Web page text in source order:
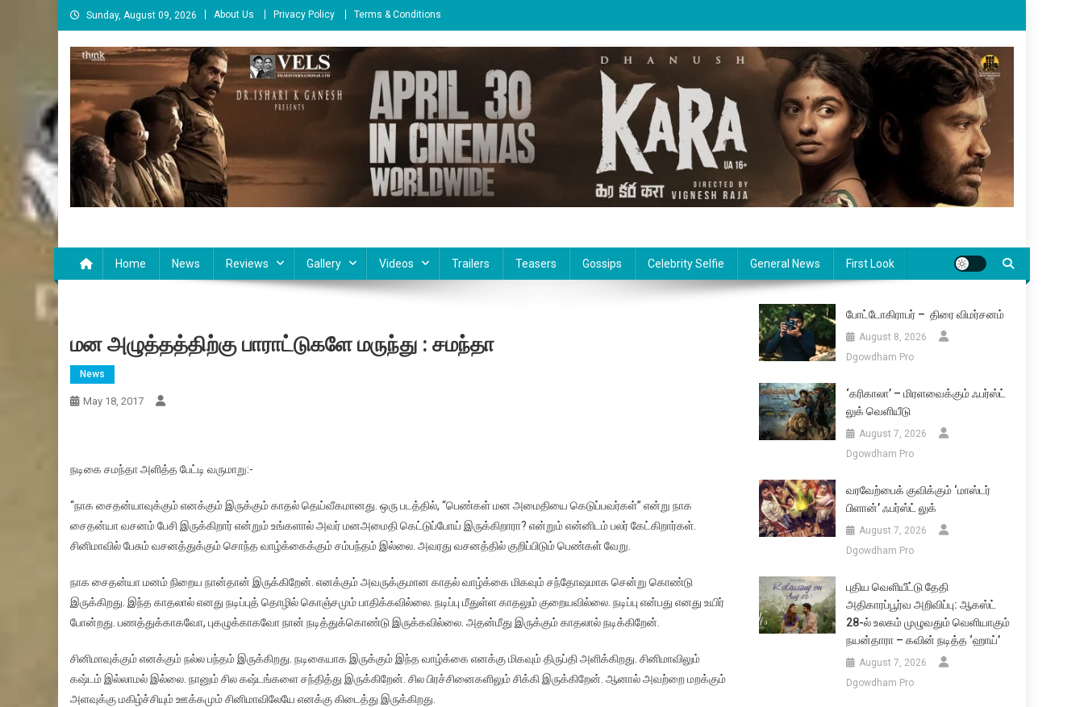
Skip
to
content
Sunday, August 09, 2026 About Us Privacy Policy Terms & Conditions
Cinema Paarvai
Home News Reviews Gallery Videos Trailers Teasers Gossips Celebrity Selfie General News First Look
மன அழுத்தத்திற்கு பாராட்டுகளே மருந்து : சமந்தா
News
May 18, 2017
நடிகை சமந்தா அளித்த பேட்டி வருமாறு:-
“நாக சைதன்யாவுக்கும் எனக்கும் இருக்கும் காதல் தெய்வீகமானது. ஒரு படத்தில், “பெண்கள் மன அமைதியை கெடுப்பவர்கள்” என்று நாக
சைதன்யா வசனம் பேசி இருக்கிறார் என்றும் உங்களால் அவர் மனஅமைதி கெட்டுப்போய் இருக்கிறாரா? என்றும் என்னிடம் பலர் கேட்கிறார்கள்.
சினிமாவில் பேசும் வசனத்துக்கும் சொந்த வாழ்க்கைக்கும் சம்பந்தம் இல்லை. அவரது வசனத்தில் குறிப்பிடும் பெண்கள் வேறு.
நாக சைதன்யா மனம் நிறைய நான்தான் இருக்கிறேன். எனக்கும் அவருக்குமான காதல் வாழ்க்கை மிகவும் சந்தோஷமாக சென்று கொண்டு
இருக்கிறது. இந்த காதலால் எனது நடிப்புத் தொழில் கொஞ்சமும் பாதிக்கவில்லை. நடிப்பு மீதுள்ள காதலும் குறையவில்லை. நடிப்பு என்பது எனது உயிர்
போன்றது. பணத்துக்காகவோ, புகழுக்காகவோ நான் நடித்துக்கொண்டு இருக்கவில்லை. அதன்மீது இருக்கும் காதலால் நடிக்கிறேன்.
சினிமாவுக்கும் எனக்கும் நல்ல பந்தம் இருக்கிறது. நடிகையாக இருக்கும் இந்த வாழ்க்கை எனக்கு மிகவும் திருப்தி அளிக்கிறது. சினிமாவிலும்
கஷ்டம் இல்லாமல் இல்லை. நானும் சில கஷ்டங்களை சந்தித்து இருக்கிறேன். சில பிரச்சினைகளிலும் சிக்கி இருக்கிறேன். ஆனால் அவற்றை மறக்கும்
அளவுக்கு மகிழ்ச்சியும் ஊக்கமும் சினிமாவிலேயே எனக்கு கிடைத்து இருக்கிறது.
போட்டோகிராபர் – திரை விமர்சனம்
August 8, 2026
Dgowdham Pro
‘கரிகாலா’ – மிரளவைக்கும் ஃபர்ஸ்ட்
லுக் வெளியீடு
August 7, 2026
Dgowdham Pro
வரவேற்பைக் குவிக்கும் ‘மாஸ்டர்
பிளான்’ ஃபர்ஸ்ட் லுக்
August 7, 2026
Dgowdham Pro
புதிய வெளியீட்டு தேதி
அதிகாரப்பூர்வ அறிவிப்பு: ஆகஸ்ட்
28-ல் உலகம் முழுவதும் வெளியாகும்
நயன்தாரா – கவின் நடித்த ‘ஹாய்’
August 7, 2026
Dgowdham Pro